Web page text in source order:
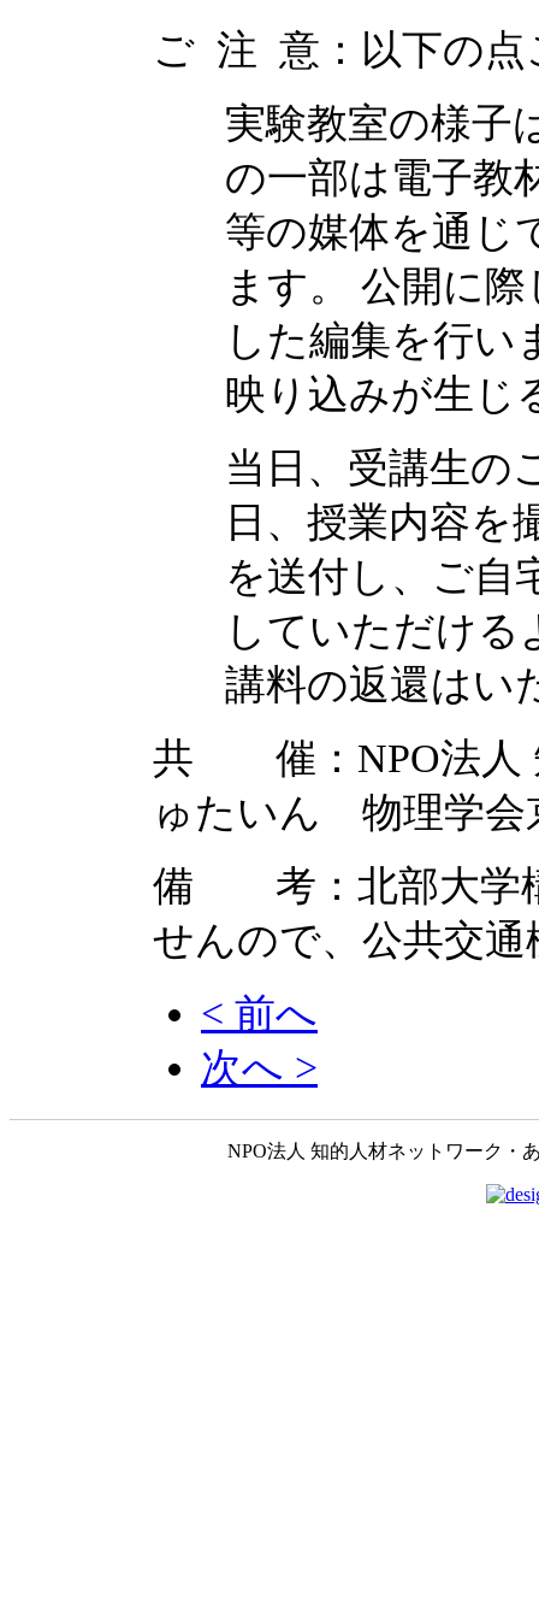
ご 注 意：以下の点
実験教室の様子
の一部は電子教
等の媒体を通じ
ます。 公開に
した編集を行い
映り込みが生じ
当日、受講生の
日、授業内容を
を送付し、ご自
していただける
講料の返還はい
共 催：NPO法人
ゅたいん 物理学会
備 考：北部大学構
せんので、公共交
< 前へ
次へ >
NPO法人 知的人材ネットワーク・